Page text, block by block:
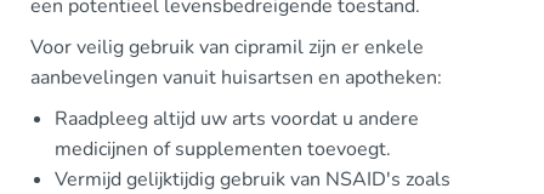
een potentieel levensbedreigende toestand.
Voor veilig gebruik van cipramil zijn er enkele
aanbevelingen vanuit huisartsen en apotheken:
Raadpleeg altijd uw arts voordat u andere
medicijnen of supplementen toevoegt.
Vermijd gelijktijdig gebruik van NSAID's zoals